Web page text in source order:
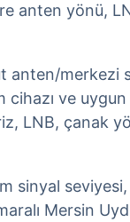
anten yönü,
anten/
ve
LNB, çanak
sinyal
Mersin